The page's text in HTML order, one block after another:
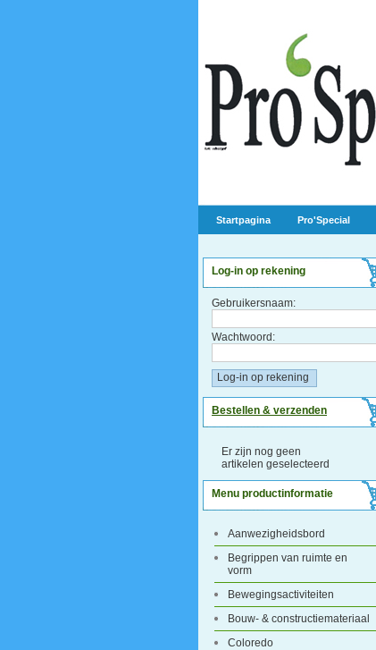
Startpagina Pro'Special
Log-in op rekening
Gebruikersnaam:
Wachtwoord:
Bestellen & verzenden
Er zijn nog geen
artikelen geselecteerd
Menu productinformatie
Aanwezigheidsbord
Begrippen van ruimte en
vorm
Bewegingsactiviteiten
Bouw- & constructiemateriaal
Coloredo